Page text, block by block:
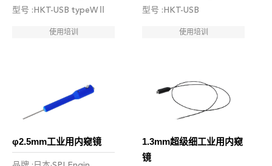
型号 :HKT-USB typeWⅡ
使用培训
型号 :HKT-USB
使用培训
φ2.5mm工业用内窥镜
1.3mm超级细工业用内窥
镜